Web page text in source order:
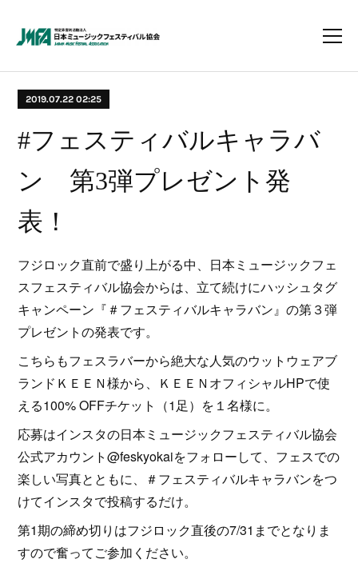
2019.07.22 02:25
#フェスティバルキャラバ
ン 第3弾プレゼント発
表！
フジロック直前で盛り上がる中、日本ミュージックフェ
スフェスティバル協会からは、立て続けにハッシュタグ
キャンペーン『＃フェスティバルキャラバン』の第３弾
プレゼントの発表です。
こちらもフェスラバーから絶大な人気のウットウェアブ
ランドＫＥＥＮ様から、ＫＥＥＮオフィシャルHPで使
える100% OFFチケット（1足）を１名様に。
応募はインスタの日本ミュージックフェスティバル協会
公式アカウント@feskyokaiをフォローして、フェスでの
楽しい写真とともに、＃フェスティバルキャラバンをつ
けてインスタで投稿するだけ。
第1期の締め切りはフジロック直後の7/31までとなりま
すので奮ってご参加ください。